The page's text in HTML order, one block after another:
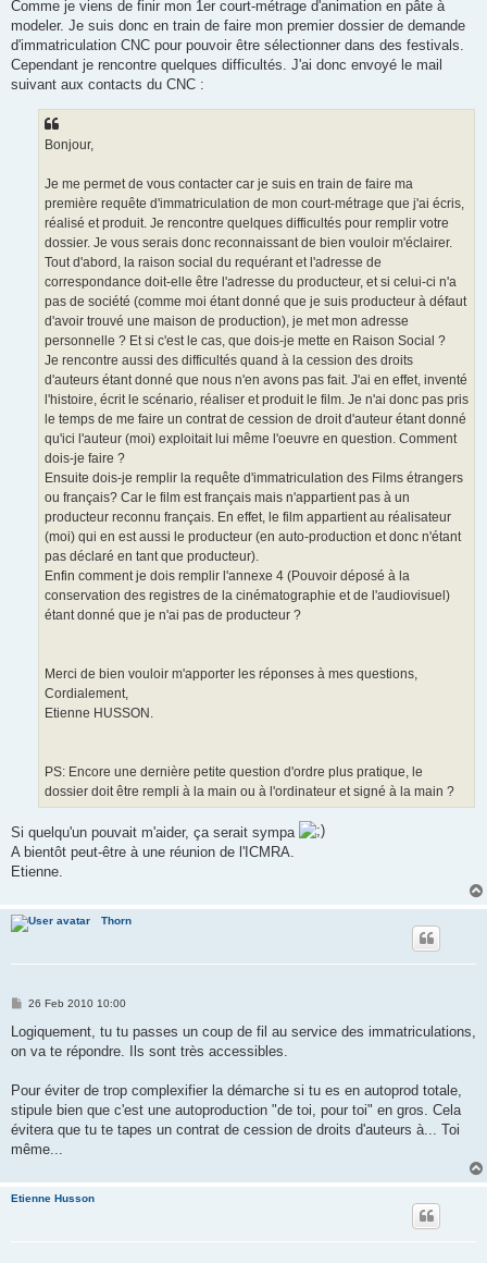
Comme je viens de finir mon 1er court-métrage d'animation en pâte à
modeler. Je suis donc en train de faire mon premier dossier de demande
d'immatriculation CNC pour pouvoir être sélectionner dans des festivals.
Cependant je rencontre quelques difficultés. J'ai donc envoyé le mail
suivant aux contacts du CNC :
Bonjour,
Je me permet de vous contacter car je suis en train de faire ma
première requête d'immatriculation de mon court-métrage que j'ai écris,
réalisé et produit. Je rencontre quelques difficultés pour remplir votre
dossier. Je vous serais donc reconnaissant de bien vouloir m'éclairer.
Tout d'abord, la raison social du requérant et l'adresse de
correspondance doit-elle être l'adresse du producteur, et si celui-ci n'a
pas de société (comme moi étant donné que je suis producteur à défaut
d'avoir trouvé une maison de production), je met mon adresse
personnelle ? Et si c'est le cas, que dois-je mette en Raison Social ?
Je rencontre aussi des difficultés quand à la cession des droits
d'auteurs étant donné que nous n'en avons pas fait. J'ai en effet, inventé
l'histoire, écrit le scénario, réaliser et produit le film. Je n'ai donc pas pris
le temps de me faire un contrat de cession de droit d'auteur étant donné
qu'ici l'auteur (moi) exploitait lui même l'oeuvre en question. Comment
dois-je faire ?
Ensuite dois-je remplir la requête d'immatriculation des Films étrangers
ou français? Car le film est français mais n'appartient pas à un
producteur reconnu français. En effet, le film appartient au réalisateur
(moi) qui en est aussi le producteur (en auto-production et donc n'étant
pas déclaré en tant que producteur).
Enfin comment je dois remplir l'annexe 4 (Pouvoir déposé à la
conservation des registres de la cinématographie et de l'audiovisuel)
étant donné que je n'ai pas de producteur ?
Merci de bien vouloir m'apporter les réponses à mes questions,
Cordialement,
Etienne HUSSON.
PS: Encore une dernière petite question d'ordre plus pratique, le
dossier doit être rempli à la main ou à l'ordinateur et signé à la main ?
Si quelqu'un pouvait m'aider, ça serait sympa
A bientôt peut-être à une réunion de l'ICMRA.
Etienne.
Thorn
P
s
26 Feb 2010 10:00
Logiquement, tu tu passes un coup de fil au service des immatriculations,
on va te répondre. Ils sont très accessibles.
Pour éviter de trop complexifier la démarche si tu es en autoprod totale,
stipule bien que c'est une autoproduction "de toi, pour toi" en gros. Cela
évitera que tu te tapes un contrat de cession de droits d'auteurs à... Toi
même...
Etienne Husson